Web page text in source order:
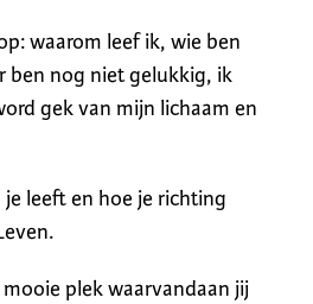
waarom leef ik, wie ben
ben nog niet gelukkig, ik
gek van mijn lichaam en
je leeft en hoe je richting
plek waarvandaan jij